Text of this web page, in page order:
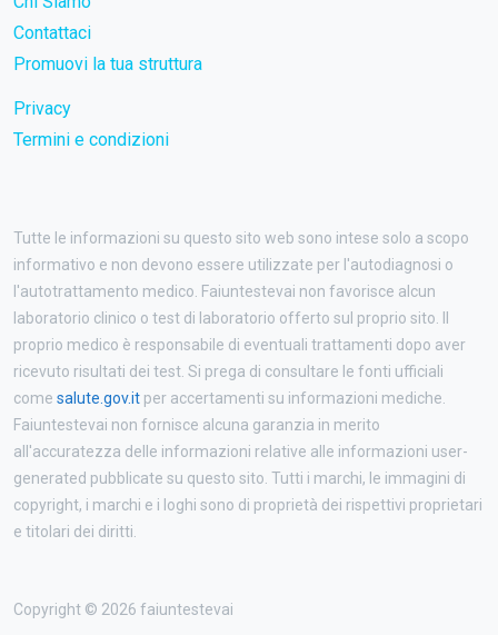
Contattaci
Promuovi la tua struttura
Privacy
Termini e condizioni
Tutte le informazioni su questo sito web sono intese solo a scopo
informativo e non devono essere utilizzate per l'autodiagnosi o
l'autotrattamento medico. Faiuntestevai non favorisce alcun
laboratorio clinico o test di laboratorio offerto sul proprio sito. Il
proprio medico è responsabile di eventuali trattamenti dopo aver
ricevuto risultati dei test. Si prega di consultare le fonti ufficiali
come salute.gov.it per accertamenti su informazioni mediche.
Faiuntestevai non fornisce alcuna garanzia in merito
all'accuratezza delle informazioni relative alle informazioni user-
generated pubblicate su questo sito. Tutti i marchi, le immagini di
copyright, i marchi e i loghi sono di proprietà dei rispettivi proprietari
e titolari dei diritti.
Copyright © 2026 faiuntestevai